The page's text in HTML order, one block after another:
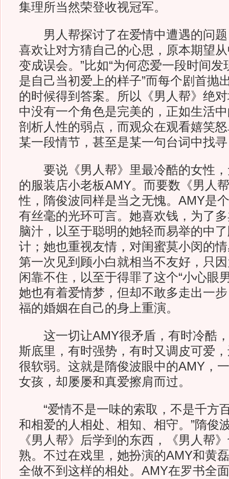
集理所当然荣登收视冠军。
男人帮探讨了在爱情中遭遇的问题
喜欢让对方猜自己的心思，原本期望
变成误会。”比如“为何恋爱一段时间
是自己当初爱上的样子”而每个剧首抛
的时候得到答案。所以《男人帮》绝
中没有一个角色是完美的，正如生活
剖析人性的弱点，而观众在观看嬉笑
某一段情节，甚至是某一句台词中找
要说《男人帮》里最冷酷的女性，
的服装店小老板AMY。而要数《男人
性，隋俊波同样是当之无愧。AMY是
有丝毫的光环可言。她喜欢钱，为了
脑汁，以至于聪明的她轻而易举的中
计；她也重视友情，对闺蜜莫小闵的
第一次见到顾小白就相当不友好，只
闲靠不住，以至于得罪了这个“小心眼
她也有着爱情梦，但却不敢多走出一
福的婚姻在自己的身上重演。
这一切让AMY很矛盾，有时冷酷，
斯底里，有时强势，有时又调皮可爱
很软弱。这就是隋俊波眼中的AMY，
女孩，却屡屡和真爱擦肩而过。
“爱情不是一味的索取，不是千方
和相爱的人相处、相知、相守。”隋俊
《男人帮》后学到的东西，《男人帮
熟。不过在戏里，她扮演的AMY和黄
全做不到这样的相处。AMY在罗书全